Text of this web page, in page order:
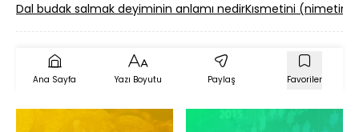
Dal budak salmak deyiminin anlamı nedirKısmetini
Ana Sayfa Yazı Boyutu Paylaş Favoriler